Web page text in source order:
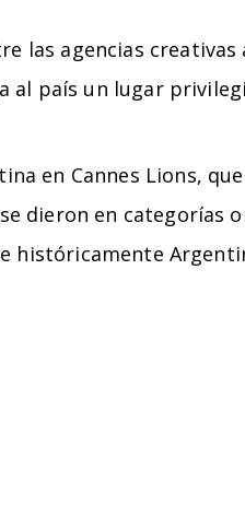
las agencias
al país un lugar
en Cannes Lions,
dieron en categorías
históricamente